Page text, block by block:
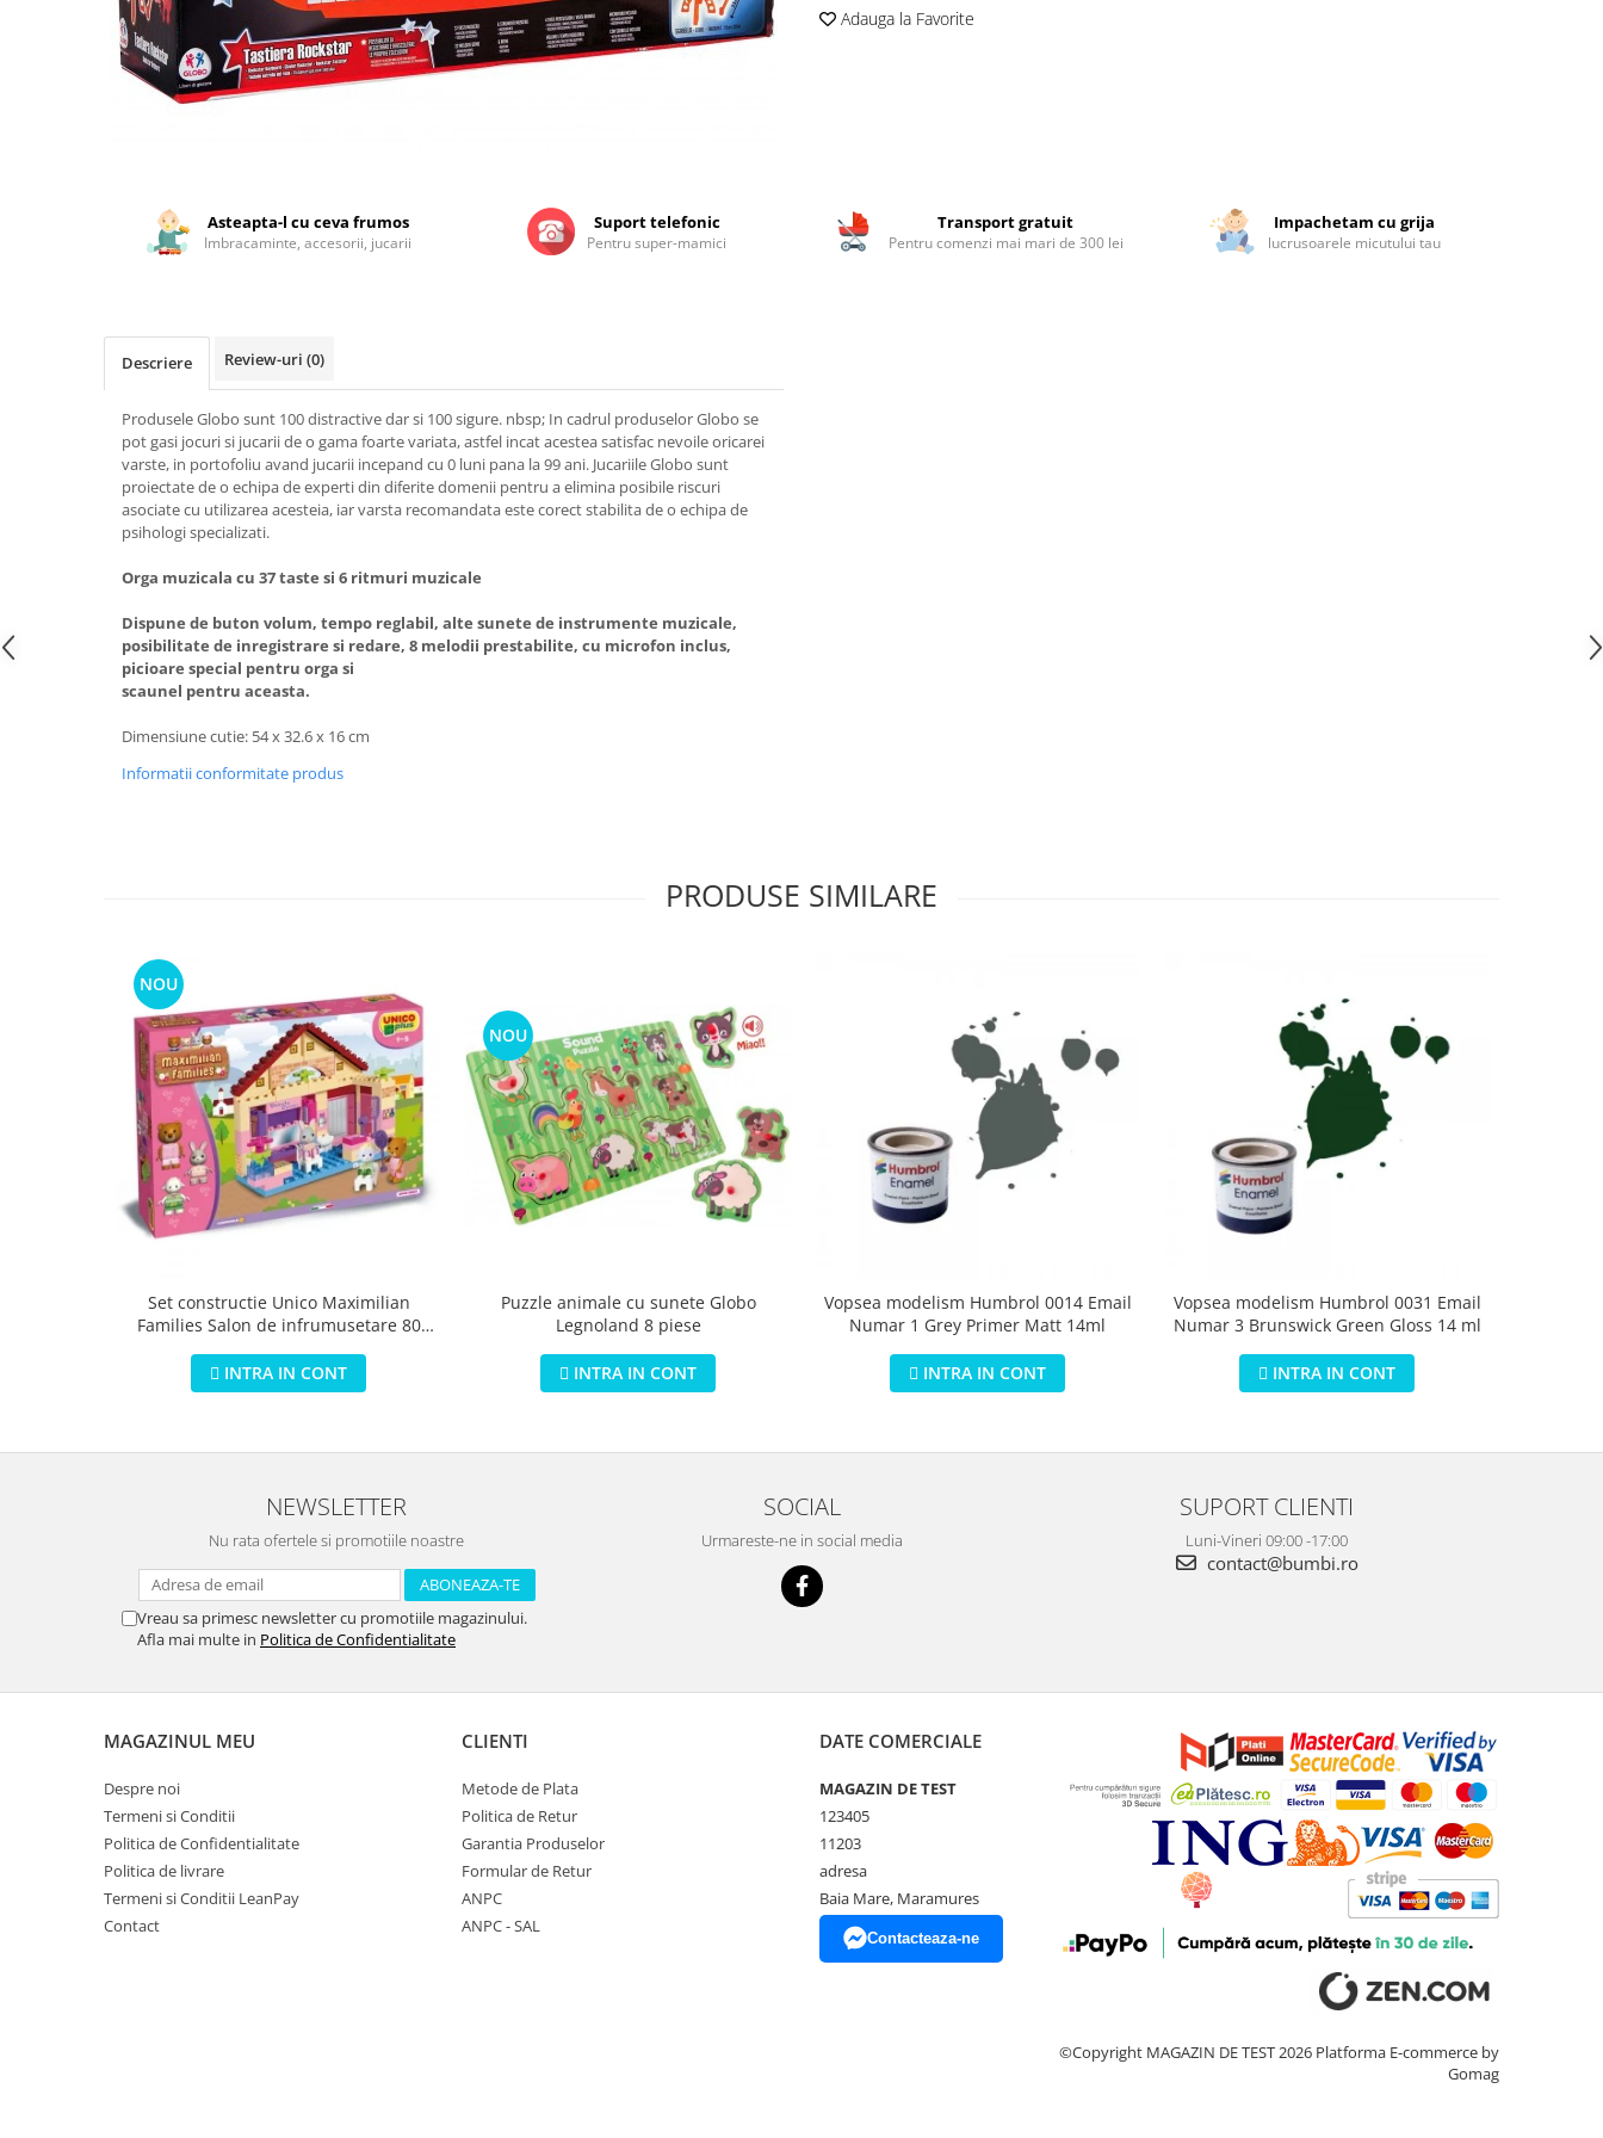
Jucarii si jocuri exterior
Masini, trenuri, avioane
Masinute Radiocomanda
Biciclete fara pedale
Role, patine cu rotile
Organizatoare
Adauga la Favorite
Asteapta-l cu ceva frumos
Imbracaminte, accesorii, jucarii
Suport telefonic
Pentru super-mamici
Transport gratuit
Pentru comenzi mai mari de 300 lei
Impachetam cu grija
lucrusoarele micutului tau
Descriere Review-uri (0)
Produsele Globo sunt 100 distractive dar si 100 sigure. nbsp; In cadrul produselor Globo se
pot gasi jocuri si jucarii de o gama foarte variata, astfel incat acestea satisfac nevoile oricarei
varste, in portofoliu avand jucarii incepand cu 0 luni pana la 99 ani. Jucariile Globo sunt
proiectate de o echipa de experti din diferite domenii pentru a elimina posibile riscuri
asociate cu utilizarea acesteia, iar varsta recomandata este corect stabilita de o echipa de
psihologi specializati.
Orga muzicala cu 37 taste si 6 ritmuri muzicale
Dispune de buton volum, tempo reglabil, alte sunete de instrumente muzicale,
posibilitate de inregistrare si redare, 8 melodii prestabilite, cu microfon inclus,
picioare special pentru orga si
scaunel pentru aceasta.
Dimensiune cutie: 54 x 32.6 x 16 cm
Informatii conformitate produs
PRODUSE SIMILARE
NOU
Set constructie Unico Maximilian
Families Salon de infrumusetare 80
INTRA IN CONT
NOU
Puzzle animale cu sunete Globo
Legnoland 8 piese
INTRA IN CONT
Vopsea modelism Humbrol 0014 Email
Numar 1 Grey Primer Matt 14ml
INTRA IN CONT
Vopsea modelism Humbrol 0031 Email
Numar 3 Brunswick Green Gloss 14 ml
INTRA IN CONT
NEWSLETTER
Nu rata ofertele si promotiile noastre
Vreau sa primesc newsletter cu promotiile magazinului.
Afla mai multe in Politica de Confidentialitate
SOCIAL
Urmareste-ne in social media
SUPORT CLIENTI
Luni-Vineri 09:00 -17:00
contact@bumbi.ro
MAGAZINUL MEU
Despre noi
Termeni si Conditii
Politica de Confidentialitate
Politica de livrare
Termeni si Conditii LeanPay
Contact
CLIENTI
Metode de Plata
Politica de Retur
Garantia Produselor
Formular de Retur
ANPC
ANPC - SAL
DATE COMERCIALE
MAGAZIN DE TEST
123405
11203
adresa
Baia Mare, Maramures
Contacteaza-ne
©Copyright MAGAZIN DE TEST 2026 Platforma E-commerce by
Gomag